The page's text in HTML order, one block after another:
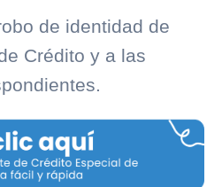
de identidad de
Crédito y a las